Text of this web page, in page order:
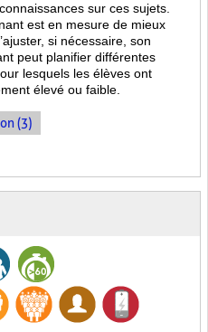
sur ces sujets.
est en mesure de mieux
si nécessaire, son
peut planifier différentes
lesquels les élèves ont
élevé ou faible.
(3)